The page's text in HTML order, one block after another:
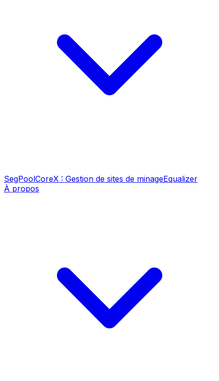
SegPoolCoreX : Gestion de sites de minageEqualizer
À propos